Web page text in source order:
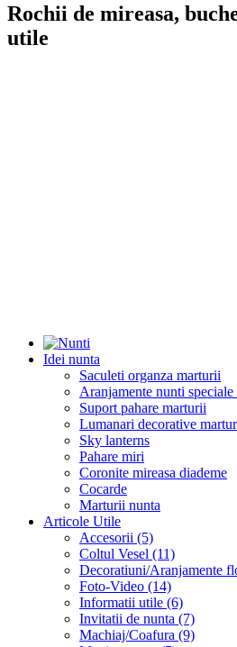
Rochii de mireasa,
utile
Idei nunta
Saculeti organza marturii
Aranjamente nunti speciale
Suport pahare marturii
Lumanari decorative
Sky lanterns
Pahare miri
Coronite mireasa diademe
Cocarde
Marturii nunta
Articole Utile
Accesorii (5)
Coltul Vesel (11)
Decoratiuni/Aranjamente
Foto-Video (14)
Informatii utile (6)
Invitatii de nunta (7)
Machiaj/Coafura (9)